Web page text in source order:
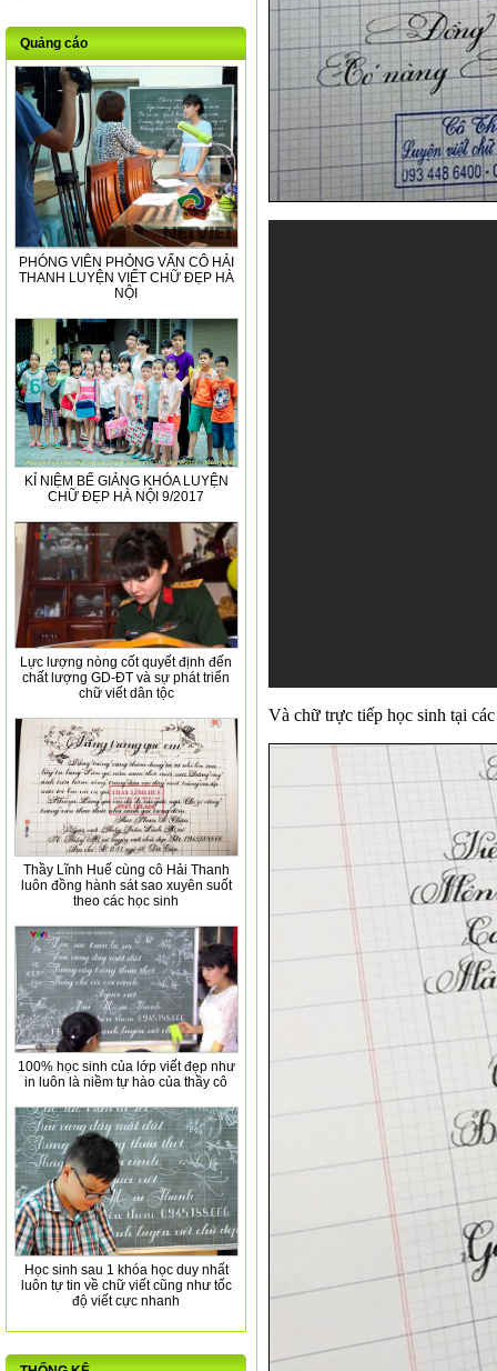
Quảng cáo
PHÓNG VIÊN PHỎNG VẤN CÔ HẢI
THANH LUYỆN VIẾT CHỮ ĐẸP HÀ
NỘI
KỈ NIỆM BẾ GIẢNG KHÓA LUYỆN
CHỮ ĐẸP HÀ NỘI 9/2017
Lực lượng nòng cốt quyết định đến
chất lượng GD-ĐT và sự phát triển
chữ viết dân tộc
Thầy Lĩnh Huế cùng cô Hải Thanh
luôn đồng hành sát sao xuyên suốt
theo các học sinh
100% học sinh của lớp viết đẹp như
in luôn là niềm tự hào của thầy cô
Học sinh sau 1 khóa học duy nhất
luôn tự tin về chữ viết cũng như tốc
độ viết cực nhanh
Và chữ trực tiếp học sinh tại